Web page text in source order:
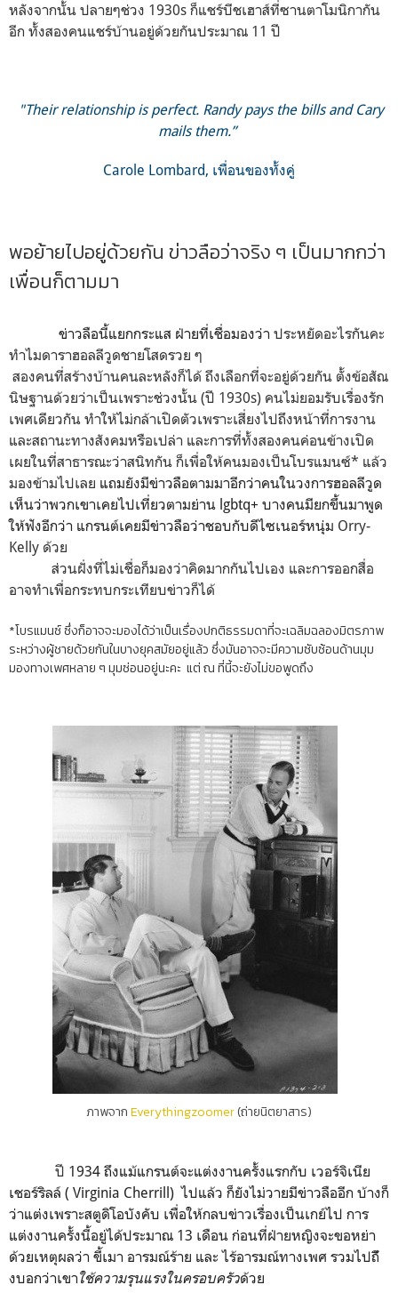
หลังจากนั้น ปลายๆช่วง 1930s ก็แชร์บีชเฮาส์ที่ซานตาโมนิกากัน
อีก ทั้งสองคนแชร์บ้านอยู่ด้วยกันประมาณ 11 ปี
"Their relationship is perfect. Randy pays the bills and Cary
mails them.”
Carole Lombard, เพื่อนของทั้งคู่
พอย้ายไปอยู่ด้วยกัน ข่าวลือว่าจริง ๆ เป็นมากกว่า
เพื่อนก็ตามมา
ข่าวลือนี้แยกกระแส ฝ่ายที่เชื่อมองว่า ประหยัดอะไรกันคะ
ทำไมดาราฮอลลีวูดชายโสดรวย ๆ
สองคนที่สร้างบ้านคนละหลังก็ได้ ถึงเลือกที่จะอยู่ด้วยกัน ตั้งข้อสัณ
นิษฐานด้วยว่าเป็นเพราะช่วงนั้น (ปี 1930s) คนไม่ยอมรับเรื่องรัก
เพศเดียวกัน ทำให้ไม่กล้าเปิดตัวเพราะเสี่ยงไปถึงหน้าที่การงาน
และสถานะทางสังคมหรือเปล่า และการที่ทั้งสองคนค่อนข้างเปิด
เผยในที่สาธารณะว่าสนิทกัน ก็เพื่อให้คนมองเป็นโบรแมนซ์* แล้ว
มองข้ามไปเลย แถมยังมีข่าวลือตามมาอีกว่าคนในวงการฮอลลีวูด
เห็นว่าพวกเขาเคยไปเที่ยวตามย่าน lgbtq+ บางคนมียกขึ้นมาพูด
ให้ฟังอีกว่า แกรนต์เคยมีข่าวลือว่าชอบกับดีไซเนอร์หนุ่ม Orry-
Kelly ด้วย
ส่วนฝั่งที่ไม่เชื่อก็มองว่าคิดมากกันไปเอง และการออกสื่อ
อาจทำเพื่อกระทบกระเทียบข่าวก็ได้
*โบรแมนซ์ ซึ่งก็อาจจะมองได้ว่าเป็นเรื่องปกติธรรมดาที่จะเฉลิมฉลองมิตรภาพ
ระหว่างผู้ชายด้วยกันในบางยุคสมัยอยู่แล้ว ซึ่งมันอาจจะมีความซับซ้อนด้านมุม
มองทางเพศหลาย ๆ มุมซ่อนอยู่นะคะ แต่ ณ ที่นี้จะยังไม่ขอพูดถึง
ภาพจากEverythingzoomer(ถ่ายนิตยาสาร)
ปี 1934 ถึงแม้แกรนต์จะแต่งงานครั้งแรกกับ เวอร์จิเนีย
เชอร์ริลล์ ( Virginia Cherrill) ไปแล้ว ก็ยังไม่วายมีข่าวลืออีก บ้างก็
ว่าแต่งเพราะสตูดิโอบังคับ เพื่อให้กลบข่าวเรื่องเป็นเกย์ไป การ
แต่งงานครั้งนี้อยู่ได้ประมาณ 13 เดือน ก่อนที่ฝ่ายหญิงจะขอหย่า
ด้วยเหตุผลว่า ขี้เมา อารมณ์ร้าย และ ไร้อารมณ์ทางเพศ รวมไปถัึ
งบอกว่าเขาใช้ความรุนแรงในครอบครัวด้วย